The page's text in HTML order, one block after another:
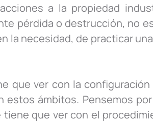
a la propiedad
pérdida o destrucción, no
la necesidad, de practicar
que ver con la
estos ámbitos. Pensemos
que ver con el